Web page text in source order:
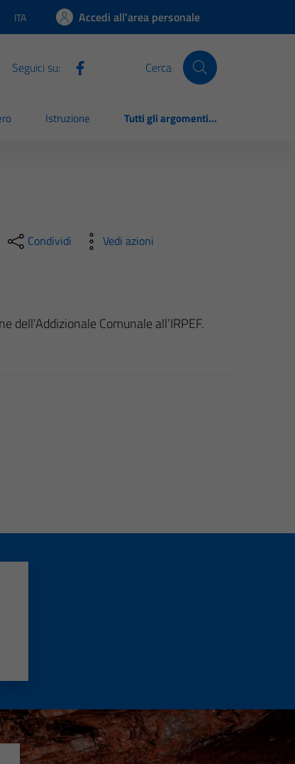
Lingua attiva:
ITA Accedi all'area personale
Seguici su: Cerca
Istruzione Tutti gli argomenti...
Condividi Vedi azioni
Comunale all’IRPEF.